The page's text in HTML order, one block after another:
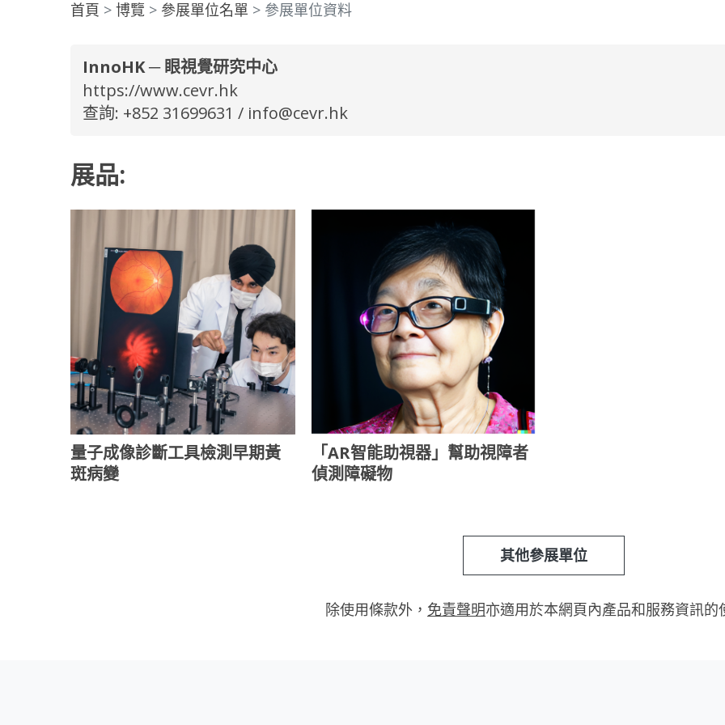
首頁 博覽 參展單位名單 參展單位資料
InnoHK ─ 眼視覺研究中心
https://www.cevr.hk
查詢: +852 31699631 / info@cevr.hk
展品:
量子成像診斷工具檢測早期黃
斑病變
「AR智能助視器」幫助視障者
偵測障礙物
其他參展單位
除使用條款外， 免責聲明亦適用於本網頁內產品和服務資訊的